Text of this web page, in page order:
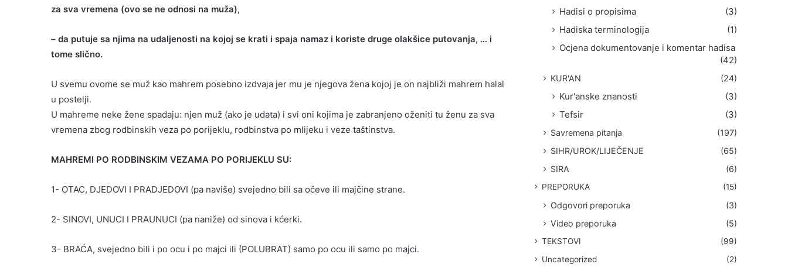
za sva vremena (ovo se ne odnosi na muža),
– da putuje sa njima na udaljenosti na kojoj se krati i spaja namaz i koriste druge olakšice putovanja, … i
tome slično.
U svemu ovome se muž kao mahrem posebno izdvaja jer mu je njegova žena kojoj je on najbliži mahrem halal
u postelji.
U mahreme neke žene spadaju: njen muž (ako je udata) i svi oni kojima je zabranjeno oženiti tu ženu za sva
vremena zbog rodbinskih veza po porijeklu, rodbinstva po mlijeku i veze taštinstva.
MAHREMI PO RODBINSKIM VEZAMA PO PORIJEKLU SU:
1- OTAC, DJEDOVI I PRADJEDOVI (pa naviše) svejedno bili sa očeve ili majčine strane.
2- SINOVI, UNUCI I PRAUNUCI (pa naniže) od sinova i kćerki.
3- BRAĆA, svejedno bili i po ocu i po majci ili (POLUBRAT) samo po ocu ili samo po majci.
Hadisi o propisima
(3)
Hadiska terminologija
(1)
Ocjena dokumentovanje i komentar hadisa
(42)
KUR'AN (24)
Kur'anske znanosti
(3)
Tefsir
(3)
Savremena pitanja
(197)
SIHR/UROK/LIJEČENJE
(65)
SIRA
(6)
PREPORUKA (15)
Odgovori preporuka
(3)
Video preporuka
(5)
TEKSTOVI
(99)
Uncategorized
(2)